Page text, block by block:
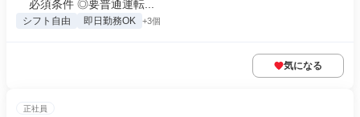
必須条件 ◎要普通運転...
シフト自由 即日勤務OK +3個
気になる
正社員